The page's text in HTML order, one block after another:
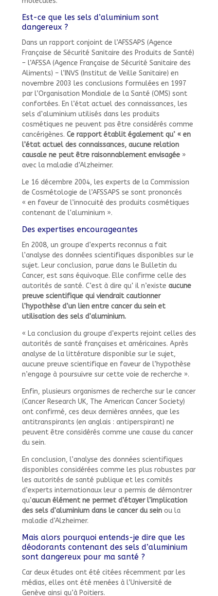
Est-ce que les sels d’aluminium sont
dangereux ?
Dans un rapport conjoint de l’AFSSAPS (Agence
Française de Sécurité Sanitaire des Produits de Santé)
– l’AFSSA (Agence Française de Sécurité Sanitaire des
Aliments) – l’INVS (Institut de Veille Sanitaire) en
novembre 2003 les conclusions formulées en 1997
par l’Organisation Mondiale de la Santé (OMS) sont
confortées. En l’état actuel des connaissances, les
sels d’aluminium utilisés dans les produits
cosmétiques ne peuvent pas être considérés comme
cancérigènes. Ce rapport établit également qu’ « en
l’état actuel des connaissances, aucune relation
causale ne peut être raisonnablement envisagée»
avec la maladie d’Alzheimer.
Le 16 décembre 2004, les experts de la Commission
de Cosmétologie de l’AFSSAPS se sont prononcés
« en faveur de l’innocuité des produits cosmétiques
contenant de l’aluminium ».
Des expertises encourageantes
En 2008, un groupe d’experts reconnus a fait
l’analyse des données scientifiques disponibles sur le
sujet. Leur conclusion, parue dans le Bulletin du
Cancer, est sans équivoque. Elle confirme celle des
autorités de santé. C’est à dire qu’ il n’existe aucune
preuve scientifique qui viendrait cautionner
l’hypothèse d’un lien entre cancer du sein et
utilisation des sels d’aluminium.
« La conclusion du groupe d’experts rejoint celles des
autorités de santé françaises et américaines. Après
analyse de la littérature disponible sur le sujet,
aucune preuve scientifique en faveur de l’hypothèse
n’engage à poursuivre sur cette voie de recherche ».
Enfin, plusieurs organismes de recherche sur le cancer
(Cancer Research UK, The American Cancer Society)
ont confirmé, ces deux dernières années, que les
antitranspirants (en anglais : antiperspirant) ne
peuvent être considérés comme une cause du cancer
du sein.
En conclusion, l’analyse des données scientifiques
disponibles considérées comme les plus robustes par
les autorités de santé publique et les comités
d’experts internationaux leur a permis de démontrer
qu’aucun élément ne permet d’étayer l’implication
des sels d’aluminium dans le cancer du seinou la
maladie d’Alzheimer.
Mais alors pourquoi entends-je dire que les
déodorants contenant des sels d’aluminium
sont dangereux pour ma santé ?
Car deux études ont été citées récemment par les
médias, elles ont été menées à l’Université de
Genève ainsi qu’à Poitiers.